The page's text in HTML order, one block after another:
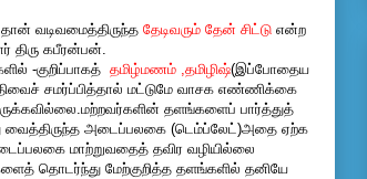
வடிவமைத்திருந்த தேடிவரும் தேன் சிட்டு என்ற
திரு கபீரன்பன்.
-குறிப்பாகத் தமிழ்மணம் ,தமிழிஷ்(இப்போதைய
சமர்ப்பித்தால் மட்டுமே வாசக எண்ணிக்கை
தளங்களைப் பார்த்துத்
அடைப்பலகை (டெம்ப்லேட்)அதை ஏற்க
மாற்றுவதைத் தவிர வழியில்லை
தொடர்ந்து மேற்குறித்த தளங்களில் தனியே